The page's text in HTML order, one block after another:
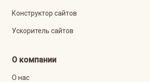
Конструктор сайтов
Ускоритель сайтов
О компании
О нас